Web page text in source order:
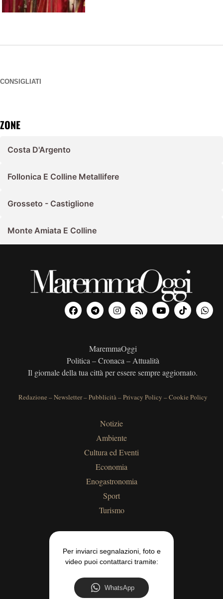
CONSIGLIATI
ZONE
Costa D'Argento
Follonica E Colline Metallifere
Grosseto - Castiglione
Monte Amiata E Colline
MaremmaOggi
Politica – Cronaca – Attualità
Il giornale della tua città per essere sempre aggiornato.
Redazione –Newsletter–Pubblicità–Privacy Policy –Cookie Policy
Notizie
Ambiente
Cultura ed Eventi
Economia
Enogastronomia
Sport
Turismo
Per inviarci segnalazioni, foto e
video puoi contattarci tramite:
WhatsApp